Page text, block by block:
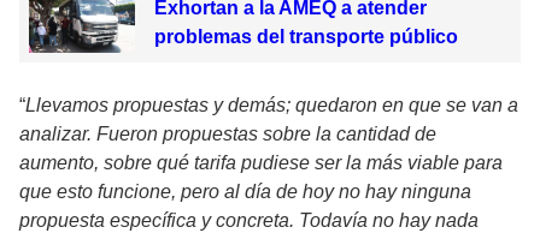
Exhortan a la AMEQ a atender
problemas del transporte público
“Llevamos propuestas y demás; quedaron en que se van a
analizar. Fueron propuestas sobre la cantidad de
aumento, sobre qué tarifa pudiese ser la más viable para
que esto funcione, pero al día de hoy no hay ninguna
propuesta específica y concreta. Todavía no hay nada